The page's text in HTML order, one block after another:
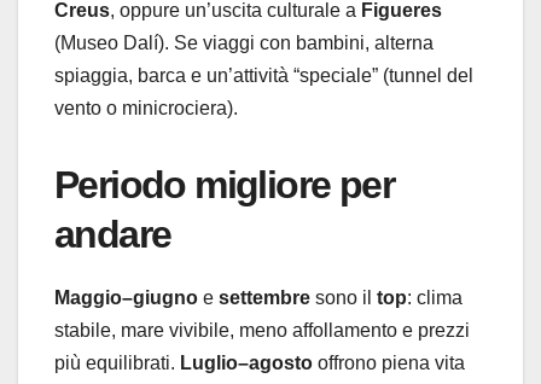
Creus, oppure un’uscita culturale a Figueres
(Museo Dalí). Se viaggi con bambini, alterna
spiaggia, barca e un’attività “speciale” (tunnel del
vento o minicrociera).
Periodo migliore per
andare
Maggio–giugno e settembre sono il top: clima
stabile, mare vivibile, meno affollamento e prezzi
più equilibrati. Luglio–agosto offrono piena vita